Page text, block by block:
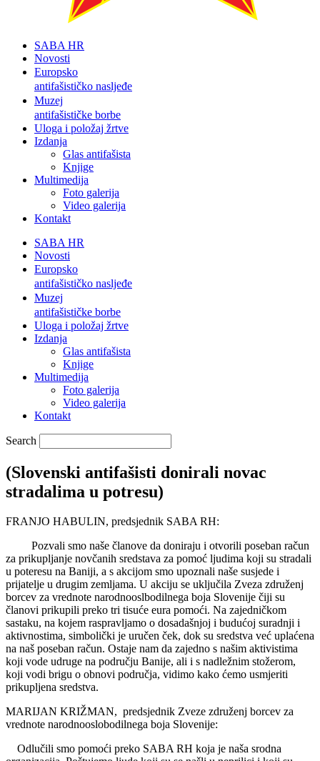
SABA HR
Novosti
Europsko
antifašističko nasljeđe
Muzej
antifašističke borbe
Uloga i položaj žrtve
Izdanja
Glas antifašista
Knjige
Multimedija
Foto galerija
Video galerija
Kontakt
SABA HR
Novosti
Europsko
antifašističko nasljeđe
Muzej
antifašističke borbe
Uloga i položaj žrtve
Izdanja
Glas antifašista
Knjige
Multimedija
Foto galerija
Video galerija
Kontakt
Search
(Slovenski antifašisti donirali novac
stradalima u potresu)
FRANJO HABULIN, predsjednik SABA RH:
Pozvali smo naše članove da doniraju i otvorili poseban račun
za prikupljanje novčanih sredstava za pomoć ljudima koji su stradali
u poteresu na Baniji, a s akcijom smo upoznali naše susjede i
prijatelje u drugim zemljama. U akciju se uključila Zveza združenj
borcev za vrednote narodnooslbodilnega boja Slovenije čiji su
članovi prikupili preko tri tisuće eura pomoći. Na zajedničkom
sastaku, na kojem raspravljamo o dosadašnjoj i budućoj suradnji i
aktivnostima, simbolički je uručen ček, dok su sredstva već uplaćena
na naš poseban račun. Ostaje nam da zajedno s našim aktivistima
koji vode udruge na području Banije, ali i s nadležnim stožerom,
koji vodi brigu o obnovi područja, vidimo kako ćemo usmjeriti
prikupljena sredstva.
MARIJAN KRIŽMAN, predsjednik Zveze združenj borcev za
vrednote narodnooslobodilnega boja Slovenije:
Odlučili smo pomoći preko SABA RH koja je naša srodna